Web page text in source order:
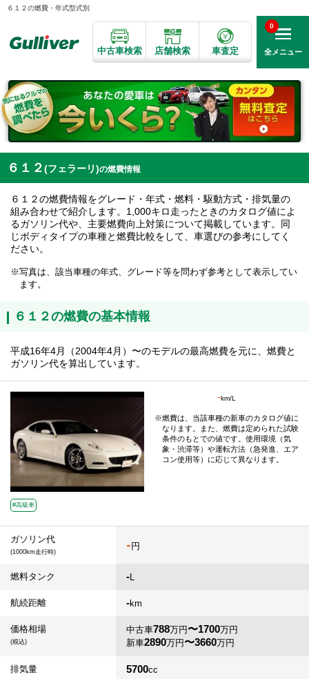
６１２の燃費・年式型式別
中古車検索 店舗検索 車査定 全メニュー
0
６１２(フェラーリ)の燃費情報
６１２の燃費情報をグレード・年式・燃料・駆動方式・排気量の
組み合わせで紹介します。1,000キロ走ったときのカタログ値によ
るガソリン代や、主要燃費向上対策について掲載しています。同
じボディタイプの車種と燃費比較をして、車選びの参考にしてく
ださい。
写真は、該当車種の年式、グレード等を問わず参考として表示してい
ます。
６１２の燃費の基本情報
平成16年4月（2004年4月）〜のモデルの最高燃費を元に、燃費と
ガソリン代を算出しています。
#高級車
-km/L
燃費は、当該車種の新車のカタログ値に
なります。また、燃費は定められた試験
条件のもとでの値です。使用環境（気
象・渋滞等）や運転方法（急発進、エア
コン使用等）に応じて異なります。
ガソリン代
(1000km走行時) - 円
燃料タンク -L
航続距離 -km
価格相場
(税込)
中古車788万円〜1700万円
新車2890万円〜3660万円
排気量 5700cc